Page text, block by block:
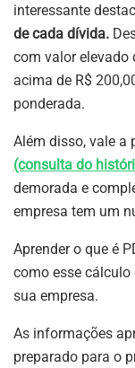
interessante
de cada dívida.
com valor elevado
acima de R$
ponderada.
Além disso, vale a
(consulta do
demorada e
empresa tem um
Aprender o que é
como esse
sua empresa.
As informações
preparado para o